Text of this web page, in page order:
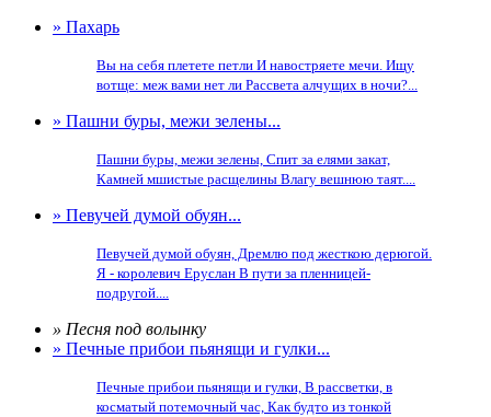
» Пахарь
Вы на себя плетете петли И навостряете мечи. Ищу
вотще: меж вами нет ли Рассвета алчущих в ночи?...
» Пашни буры, межи зелены...
Пашни буры, межи зелены, Спит за елями закат,
Камней мшистые расщелины Влагу вешнюю таят....
» Певучей думой обуян...
Певучей думой обуян, Дремлю под жесткою дерюгой.
Я - королевич Еруслан В пути за пленницей-
подругой....
» Песня под волынку
» Печные прибои пьянящи и гулки...
Печные прибои пьянящи и гулки, В рассветки, в
косматый потемочный час, Как будто из тонкой